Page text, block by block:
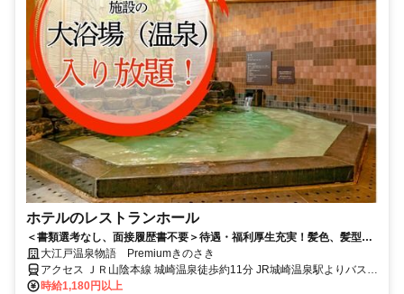
ホテルのレストランホール
＜書類選考なし、面接履歴書不要＞待遇・福利厚生充実！髪色、髪型自
由/ピアス、ネイルOK※勤務時のルールあり/幅広い年代の方が活躍中！
大江戸温泉物語 Premiumきのさき
アクセス ＪＲ山陰本線 城崎温泉徒歩約11分 JR城崎温泉駅よりバス約
5分、徒歩10分※詳細はお問い合わせください。
時給1,180円以上